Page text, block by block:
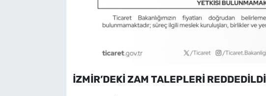
İZMİR’DEKİ ZAM TALEPLERİ REDDEDİLDİ